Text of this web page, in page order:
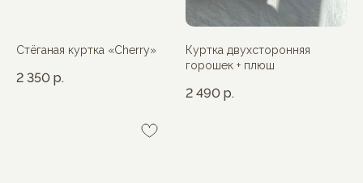
Стёганая куртка «Cherry»
2 350 р.
Куртка двухсторонняя
горошек + плюш
2 490 р.